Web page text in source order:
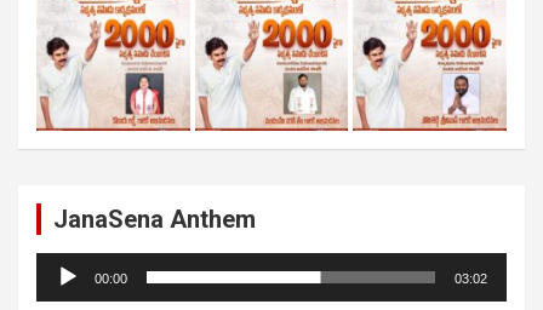
JanaSena Anthem
Audio
Player
00:00 03:02